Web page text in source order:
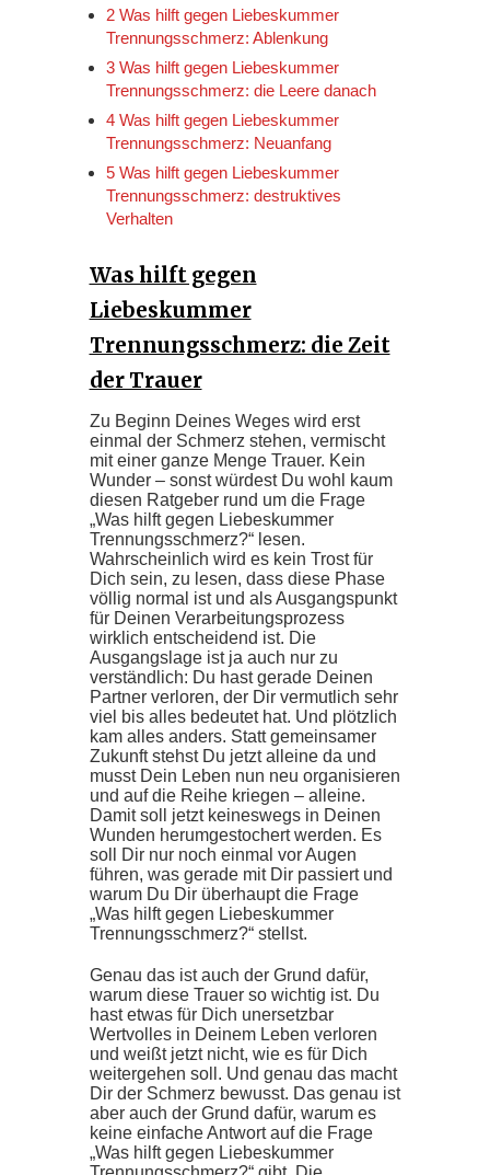
2 Was hilft gegen Liebeskummer
Trennungsschmerz: Ablenkung
3 Was hilft gegen Liebeskummer
Trennungsschmerz: die Leere danach
4 Was hilft gegen Liebeskummer
Trennungsschmerz: Neuanfang
5 Was hilft gegen Liebeskummer
Trennungsschmerz: destruktives
Verhalten
Was hilft gegen
Liebeskummer
Trennungsschmerz: die Zeit
der Trauer
Zu Beginn Deines Weges wird erst
einmal der Schmerz stehen, vermischt
mit einer ganze Menge Trauer. Kein
Wunder – sonst würdest Du wohl kaum
diesen Ratgeber rund um die Frage
„Was hilft gegen Liebeskummer
Trennungsschmerz?“ lesen.
Wahrscheinlich wird es kein Trost für
Dich sein, zu lesen, dass diese Phase
völlig normal ist und als Ausgangspunkt
für Deinen Verarbeitungsprozess
wirklich entscheidend ist. Die
Ausgangslage ist ja auch nur zu
verständlich: Du hast gerade Deinen
Partner verloren, der Dir vermutlich sehr
viel bis alles bedeutet hat. Und plötzlich
kam alles anders. Statt gemeinsamer
Zukunft stehst Du jetzt alleine da und
musst Dein Leben nun neu organisieren
und auf die Reihe kriegen – alleine.
Damit soll jetzt keineswegs in Deinen
Wunden herumgestochert werden. Es
soll Dir nur noch einmal vor Augen
führen, was gerade mit Dir passiert und
warum Du Dir überhaupt die Frage
„Was hilft gegen Liebeskummer
Trennungsschmerz?“ stellst.
Genau das ist auch der Grund dafür,
warum diese Trauer so wichtig ist. Du
hast etwas für Dich unersetzbar
Wertvolles in Deinem Leben verloren
und weißt jetzt nicht, wie es für Dich
weitergehen soll. Und genau das macht
Dir der Schmerz bewusst. Das genau ist
aber auch der Grund dafür, warum es
keine einfache Antwort auf die Frage
„Was hilft gegen Liebeskummer